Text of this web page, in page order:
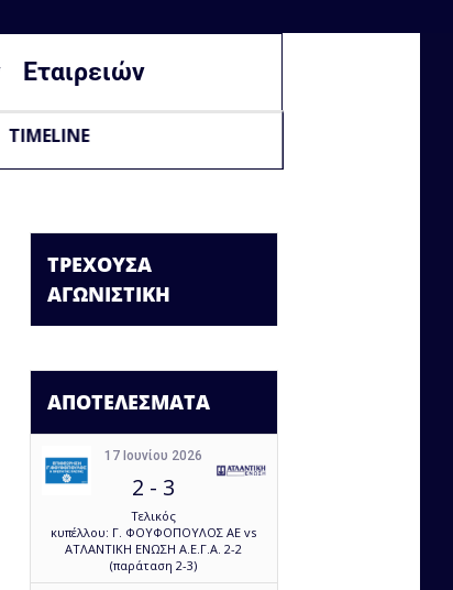
Εταιρειών
TIMELINE
ΤΡΕΧΟΥΣΑ
ΑΓΩΝΙΣΤΙΚΗ
ΑΠΟΤΕΛΕΣΜΑΤΑ
17 Ιουνίου 2026
2 - 3
Τελικός
κυπέλλου: Γ. ΦΟΥΦΟΠΟΥΛΟΣ ΑΕ vs
ΑΤΛΑΝΤΙΚΗ ΕΝΩΣΗ Α.Ε.Γ.Α. 2-2
(παράταση 2-3)